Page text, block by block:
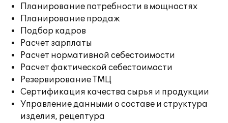
Планирование потребности в мощностях
Планирование продаж
Подбор кадров
Расчет зарплаты
Расчет нормативной себестоимости
Расчет фактической себестоимости
Резервирование ТМЦ
Сертификация качества сырья и продукции
Управление данными о составе и структура
изделия, рецептура